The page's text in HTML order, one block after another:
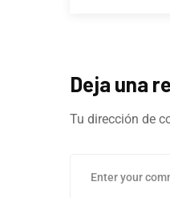
Deja una
Tu dirección de